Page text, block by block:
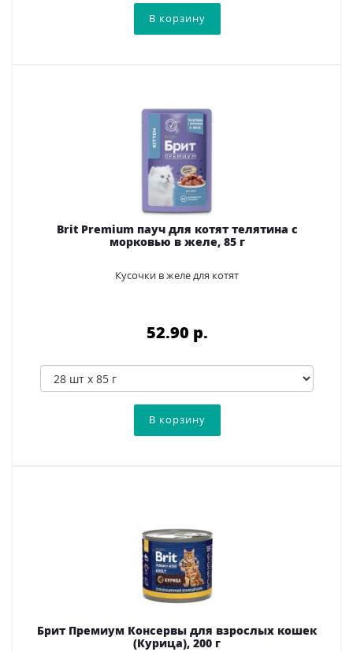
Brit Premium пауч для котят телятина с
морковью в желе, 85 г
Кусочки в желе для котят
52.90 p.
Брит Премиум Консервы для взрослых кошек
(Курица), 200 г